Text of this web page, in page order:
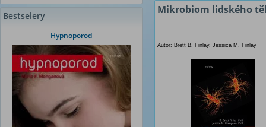
Bestselery
Hypnoporod
Mikrobiom lidského
Autor: Brett B. Finlay, Jessica M. Finlay